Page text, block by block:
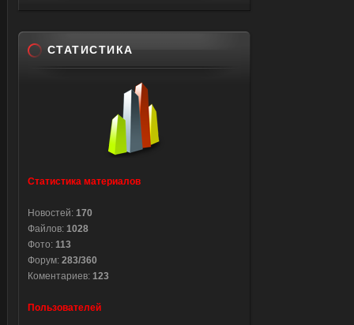
СТАТИСТИКА
Статистика материалов
Новостей: 170
Файлов: 1028
Фото: 113
Форум: 283/360
Коментариев: 123
Пользователей